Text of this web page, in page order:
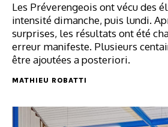
Les Préverengeois ont vécu des
intensité dimanche, puis lundi.
surprises, les résultats ont été
erreur manifeste. Plusieurs
être ajoutées a posteriori.
MATHIEU ROBATTI